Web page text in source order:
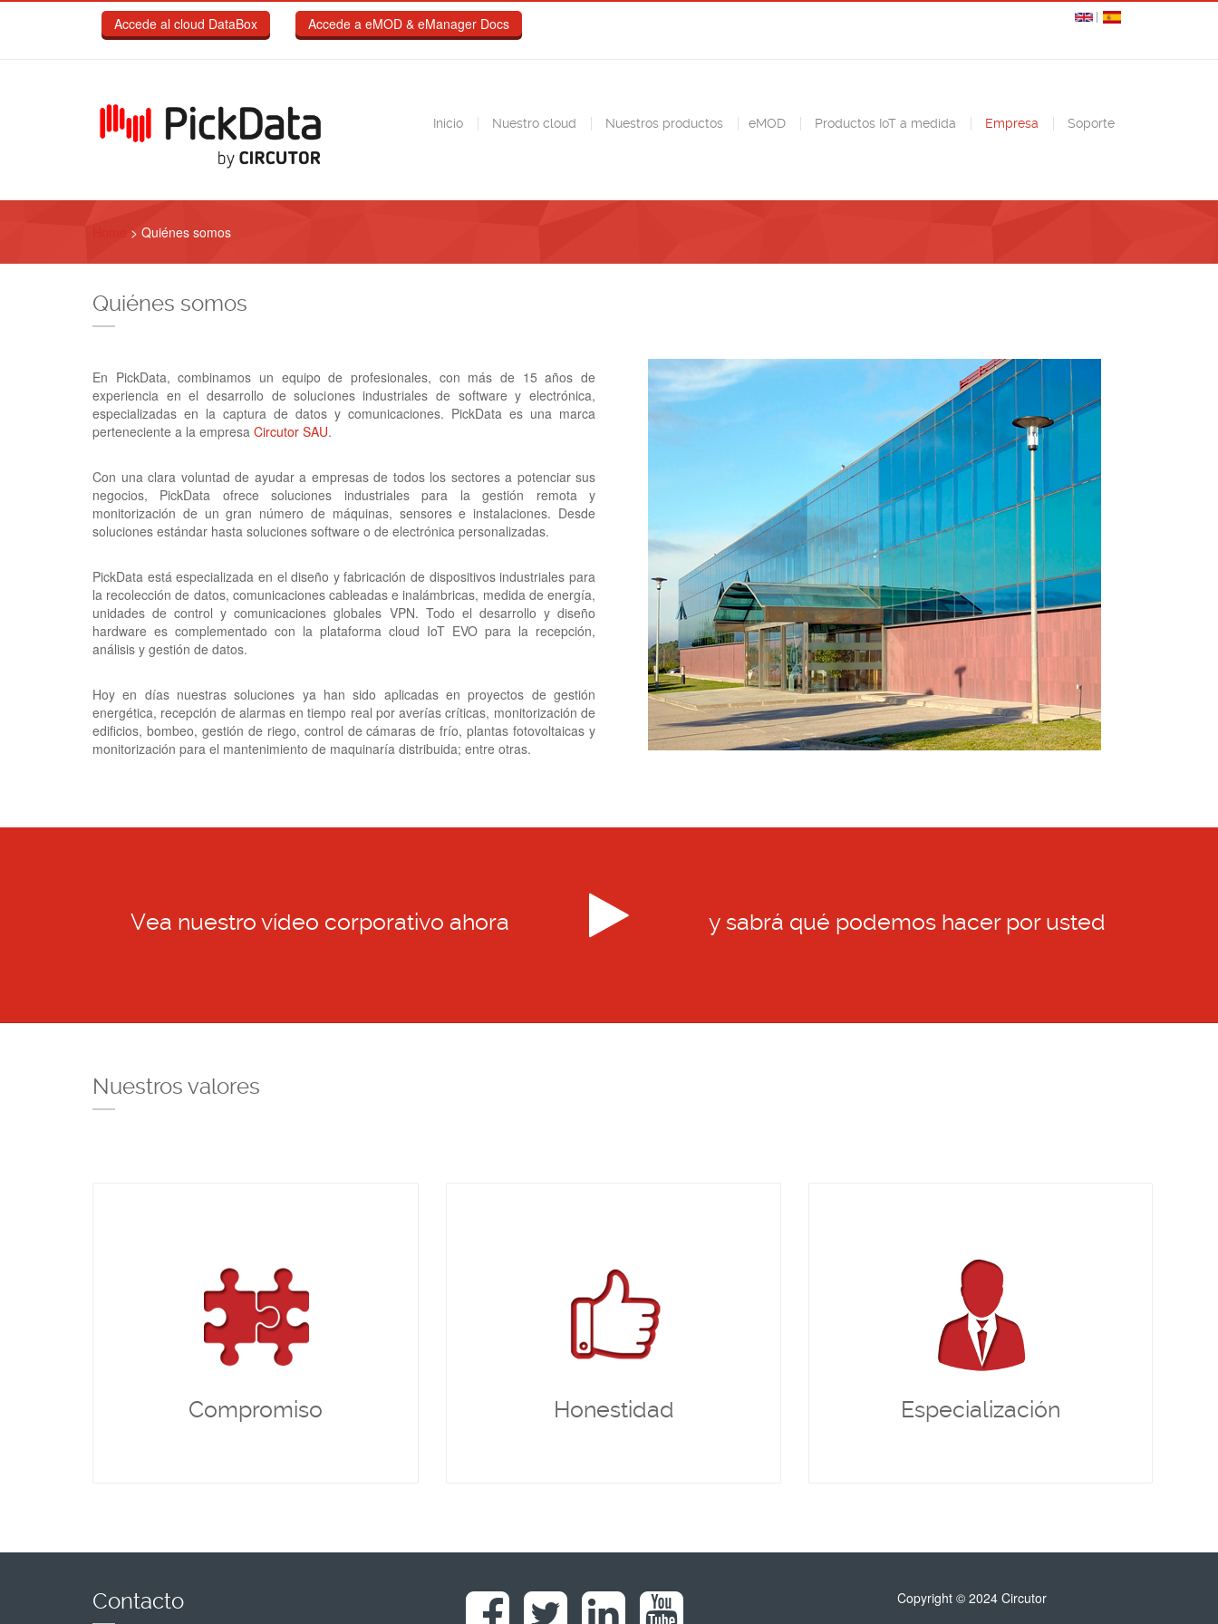
Pasar al contenido principal
Accede al cloud DataBox
Accede a eMOD & eManager Docs
Inicio Nuestro cloud Nuestros productos eMOD Productos IoT a medida Empresa Soporte
> Quiénes somos
Quiénes somos
En PickData, combinamos un equipo de profesionales, con más de 15 años de
experiencia en el desarrollo de soluciones industriales de software y electrónica,
especializadas en la captura de datos y comunicaciones. PickData es una marca
perteneciente a la empresa Circutor SAU.
Con una clara voluntad de ayudar a empresas de todos los sectores a potenciar sus
negocios, PickData ofrece soluciones industriales para la gestión remota y
monitorización de un gran número de máquinas, sensores e instalaciones. Desde
soluciones estándar hasta soluciones software o de electrónica personalizadas.
PickData está especializada en el diseño y fabricación de dispositivos industriales para
la recolección de datos, comunicaciones cableadas e inalámbricas, medida de energía,
unidades de control y comunicaciones globales VPN. Todo el desarrollo y diseño
hardware es complementado con la plataforma cloud IoT EVO para la recepción,
análisis y gestión de datos.
Hoy en días nuestras soluciones ya han sido aplicadas en proyectos de gestión
energética, recepción de alarmas en tiempo real por averías críticas, monitorización de
edificios, bombeo, gestión de riego, control de cámaras de frío, plantas fotovoltaicas y
monitorización para el mantenimiento de maquinaría distribuida; entre otras.
Vea nuestro vídeo corporativo ahora y sabrá qué podemos hacer por usted
Nuestros valores
Compromiso
día a día, compromiso en todo aquello que
hacemos con nuestro equipo y nuestros partners.
Nos comprometemos a
buscar
permanentemente la excelencia
tarea ordinaria o extraordinaria.
Honestidad
ADN personal y empresarial
que puedan existir relaciones duraderas de otra
manera que no sea con honestidad.
Especialización
equipo de profesionales
nuestras soluciones es un equipo de la máxima
competencia, con amplia experiencia, un profundo
conocimiento técnico de las tecnologías de la
solución y con una habilidad especial para conseguir
la mejor experiencia para nuestros partners. Solo así
se puede confiar plenamente en una solución de
Contacto
Copyright © 2024 Circutor